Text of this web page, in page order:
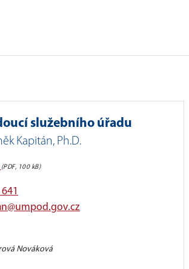
služebního úřadu
Kapitán, Ph.D.
(PDF, 100 kB)
Nováková